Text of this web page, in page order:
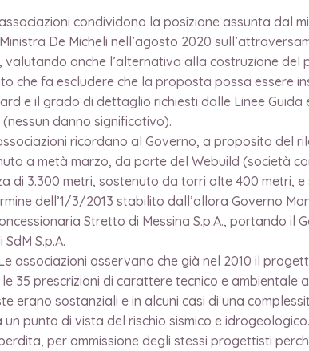
condividono la posizione assunta dal
De Micheli nell’agosto 2020
valutando anche l’alternativa alla costruzione
che fa escludere che la proposta possa essere
e il grado di dettaglio richiesti dalle Linee
danno significativo).
ricordano al Governo, a proposito del
a metà marzo, da parte del Webuild (società
di 3.300 metri, sostenuto da torri alte 400
dell’1/3/2013 stabilito dall’allora Governo
Stretto di Messina S.p.A., portando
S.p.A.
associazioni osservano che già nel 2010 il
35 prescrizioni di carattere tecnico e
erano sostanziali e in alcuni casi di una
punto di vista del rischio sismico e
per ammissione degli stessi progettisti